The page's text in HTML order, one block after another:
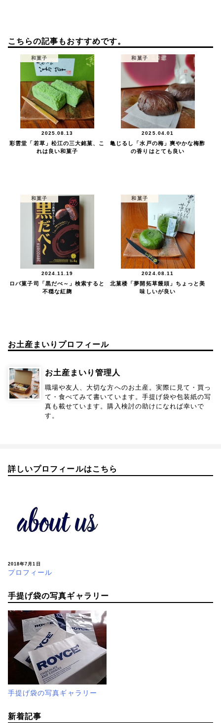
こちらの記事もおすすめです。
和菓子
2025.08.13
彩雲堂「若草」松江の三大銘菓、こ
れは良い和菓子
和菓子
2025.04.01
亀じるし「水戸の梅」爽やかな梅酢
の香りはとても良い
和菓子
2024.11.19
ロバ菓子司「黒だべ～」検索すると
不穏な紅麹
和菓子
2024.08.11
北菓楼「夢開拓草饅頭」ちょっと美
味しいが良い
お土産まいりプロフィール
お土産まいり管理人
職場や友人、大切な方へのお土産。実際に見て・買っ
て・食べてみて書いています。手提げ袋や包装紙の写
真も載せています。購入検討の助けになれば幸いで
す。
詳しいプロフィールはこちら
2018年7月1日
プロフィール
手提げ袋の写真ギャラリー
手提げ袋の写真ギャラリー
新着記事